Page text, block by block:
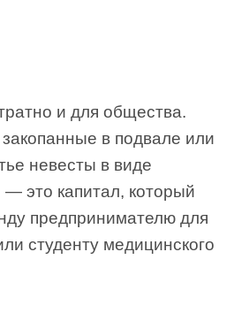
и для общества.
в подвале или
невесты в виде
— это капитал, который
предпринимателю для
студенту медицинского